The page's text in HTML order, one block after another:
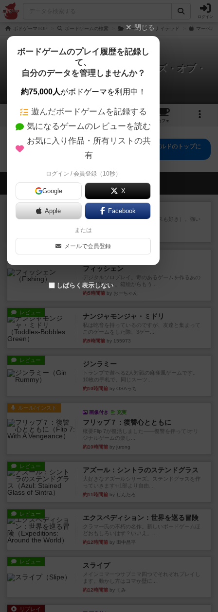
ログイン
ボドゲーマTOP ボードゲームの検索 マーベル・ユナイテッド マーベル
マーベル・ユナイテッド：テイルズ・オブ・
アスガルド
0件のルール/インスト
2
カフェ
マーベル・ユナイテッド：テイルズ・オブ・アスガルドのトップに
会員の新しい投稿
レビュー マスクメン
マスクメンすごい好き（プロレスも好き）。強い
約4時間前
レビュー
フィッシェン
デジタルソロプレイ。毒のあるゲームを作るあの
人がデザイン。箱絵からもう...
約5時間前 by おーちゃん
レビュー ナンジャモンジャ・ミドリ
私は吃音を持っているのですが、友達と集まって
このゲームをした際、3ゲー...
約9時間前 by 155973
レビュー ジンラミー
トランプで遊べる2人対戦の麻雀風ゲームです。
10枚の手札で、同じスーツ...
約10時間前 by OSAっち
ルール/インスト
画像付き 充実
フリップ７：復讐心とともに
概要Flip 7が復活しました――復讐を伴って!オリ
ジナルゲームの楽し...
約10時間前 by jurong
レビュー アズール：シントラのステンドグラス
大好きなアズールシリーズ。ステンドグラスを作
っていきます✨1部より自由...
約11時間前 by しんたろ
レビュー エクスペディション：世界を巡る冒険
クラマー氏の不朽の名作。新しいボードゲームほ
どおもしろいはず？いいえ。...
約12時間前 by 田中昌平
レビュー スライプ
メインコマ一つサブコマ四つでそれぞれプレイし
ます。動かし方はコマか壁に...
約12時間前 by くみ
リプレイ
閉じる
ボードゲームのプレイ履歴を記録し
て、
自分のデータを管理しませんか？
約75,000人がボドゲーマを利用中！
遊んだボードゲームを記録する
気になるゲームのレビューを読む
お気に入り作品・所有リストの共
有
ログイン / 会員登録（10秒）
Google X
Apple Facebook
または
メールで会員登録
しばらく表示しない